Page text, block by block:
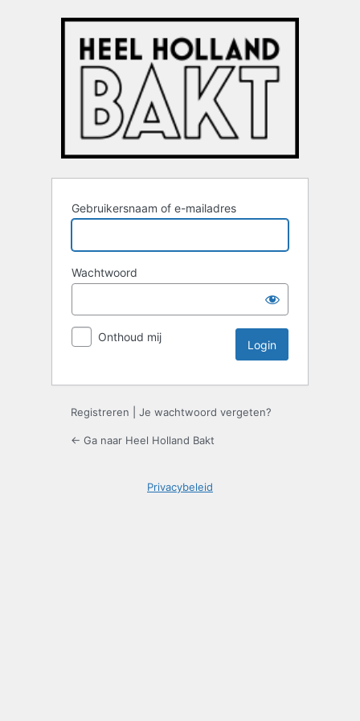
Gebruikersnaam of e-mailadres
Wachtwoord
Onthoud mij
Registreren Je wachtwoord vergeten?
← Ga naar Heel Holland Bakt
Privacybeleid